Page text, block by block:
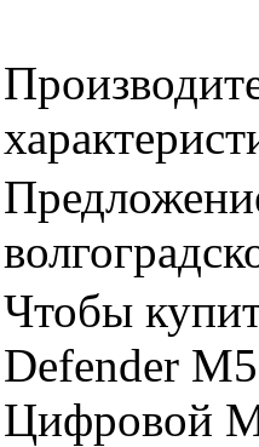
Чтобы
Defender
Цифровой